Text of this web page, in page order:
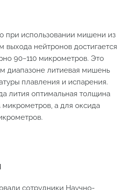
при использовании мишени из
выхода нейтронов достигается
90−110 микрометров. Это
диапазоне литиевая мишень
плавления и испарения.
лития оптимальная толщина
микрометров, а для оксида
сотрудники Научно-